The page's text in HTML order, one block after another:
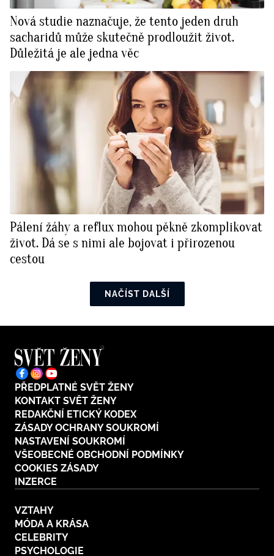
Nová studie naznačuje, že tento jeden druh
sacharidů může skutečně prodloužit život.
Důležitá je ale jedna věc
Pálení žáhy a reflux mohou pěkně zkomplikovat
život. Dá se s nimi ale bojovat i přirozenou
cestou
NAČÍST DALŠÍ
PŘEDPLATNÉ SVĚT ŽENY
KONTAKT SVĚT ŽENY
REDAKČNÍ ETICKÝ KODEX
ZÁSADY OCHRANY SOUKROMÍ
NASTAVENÍ SOUKROMÍ
VŠEOBECNÉ OBCHODNÍ PODMÍNKY
COOKIES ZÁSADY
INZERCE
VZTAHY
MÓDA A KRÁSA
CELEBRITY
PSYCHOLOGIE